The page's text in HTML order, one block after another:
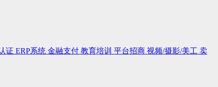
证 ERP系统 金融支付 教育培训 平台招商 视频/摄影/美工 卖